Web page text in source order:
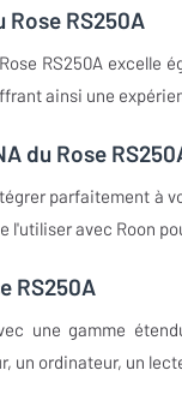
RS250A
RS250A excelle
ainsi une
du Rose
parfaitement à
l'utiliser avec Roon
RS250A
une gamme
un ordinateur, un